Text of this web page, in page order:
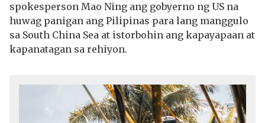
spokesperson Mao Ning ang gobyerno ng US na
huwag panigan ang Pilipinas para lang manggulo
sa South China Sea at istorbohin ang kapayapaan at
kapanatagan sa rehiyon.